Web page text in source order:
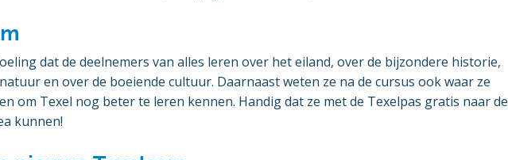
dat de deelnemers van alles leren over het eiland, over de bijzondere historie,
en over de boeiende cultuur. Daarnaast weten ze na de cursus ook waar ze
om Texel nog beter te leren kennen. Handig dat ze met de Texelpas gratis naar de
kunnen!